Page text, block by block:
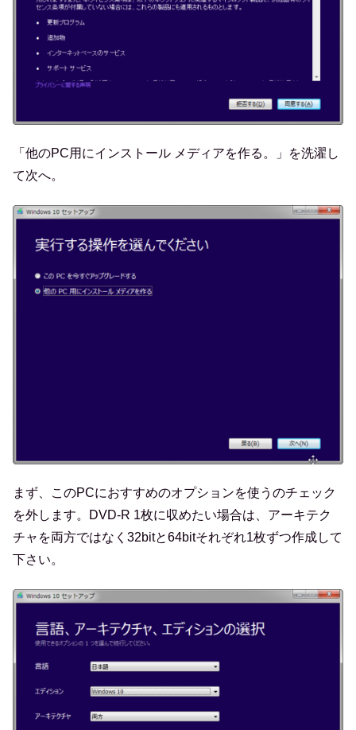
「他のPC用にインストール メディアを作る。」を洗濯し
て次へ。
まず、このPCにおすすめのオプションを使うのチェック
を外します。DVD-R 1枚に収めたい場合は、アーキテク
チャを両方ではなく32bitと64bitそれぞれ1枚ずつ作成して
下さい。